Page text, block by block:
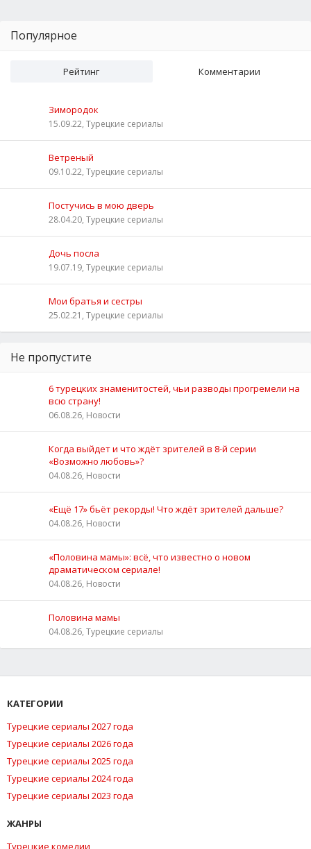
Популярное
Рейтинг Комментарии
Зимородок
15.09.22, Турецкие сериалы
Ветреный
09.10.22, Турецкие сериалы
Постучись в мою дверь
28.04.20, Турецкие сериалы
Дочь посла
19.07.19, Турецкие сериалы
Мои братья и сестры
25.02.21, Турецкие сериалы
Не пропустите
6 турецких знаменитостей, чьи разводы прогремели на
всю страну!
06.08.26, Новости
Когда выйдет и что ждёт зрителей в 8-й серии
«Возможно любовь»?
04.08.26, Новости
«Ещё 17» бьёт рекорды! Что ждёт зрителей дальше?
04.08.26, Новости
«Половина мамы»: всё, что известно о новом
драматическом сериале!
04.08.26, Новости
Половина мамы
04.08.26, Турецкие сериалы
КАТЕГОРИИ
Турецкие сериалы 2027 года
Турецкие сериалы 2026 года
Турецкие сериалы 2025 года
Турецкие сериалы 2024 года
Турецкие сериалы 2023 года
ЖАНРЫ
Турецкие комедии